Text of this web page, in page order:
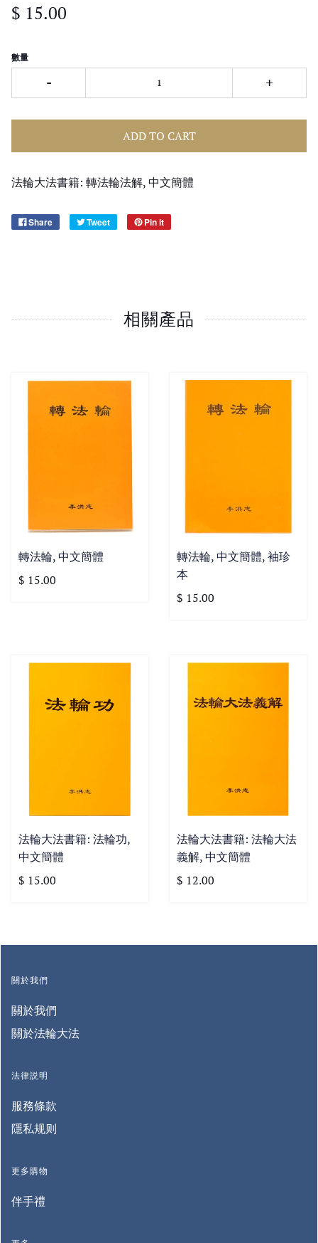
$ 15.00
數量
- +
ADD TO CART
法輪大法書籍: 轉法輪法解, 中文簡體
Share Tweet Pin it
相關產品
轉法輪, 中文簡體
$ 15.00
轉法輪, 中文簡體, 袖珍
本
$ 15.00
法輪大法書籍: 法輪功,
中文簡體
$ 15.00
法輪大法書籍: 法輪大法
義解, 中文簡體
$ 12.00
關於我們
關於我們
關於法輪大法
法律説明
服務條款
隱私规则
更多購物
伴手禮